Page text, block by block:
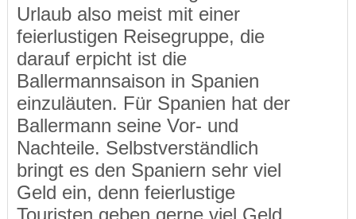
Urlaub also meist mit einer
feierlustigen Reisegruppe, die
darauf erpicht ist die
Ballermannsaison in Spanien
einzuläuten. Für Spanien hat der
Ballermann seine Vor- und
Nachteile. Selbstverständlich
bringt es den Spaniern sehr viel
Geld ein, denn feierlustige
Touristen geben gerne viel Geld